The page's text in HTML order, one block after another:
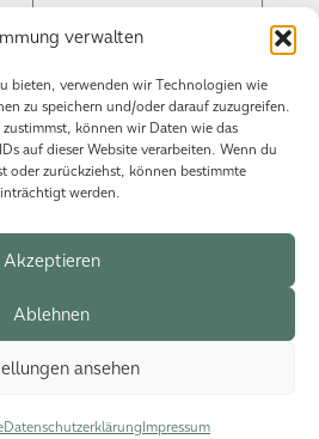
verwalten
bieten, verwenden wir Technologien wie
zu speichern und/oder darauf zuzugreifen.
können wir Daten wie das
auf dieser Website verarbeiten. Wenn du
oder zurückziehst, können bestimmte
werden.
Akzeptieren
Ablehnen
ansehen
Datenschutzerklärung Impressum
HSG Events.
Impressum